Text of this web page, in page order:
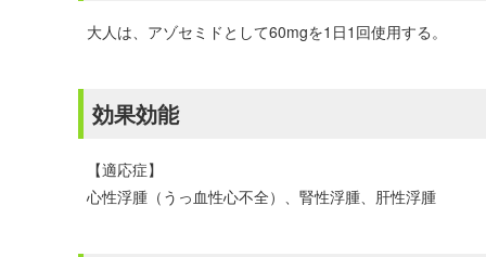
大人は、アゾセミドとして60mgを1日1回使用する。
効果効能
【適応症】
心性浮腫（うっ血性心不全）、腎性浮腫、肝性浮腫